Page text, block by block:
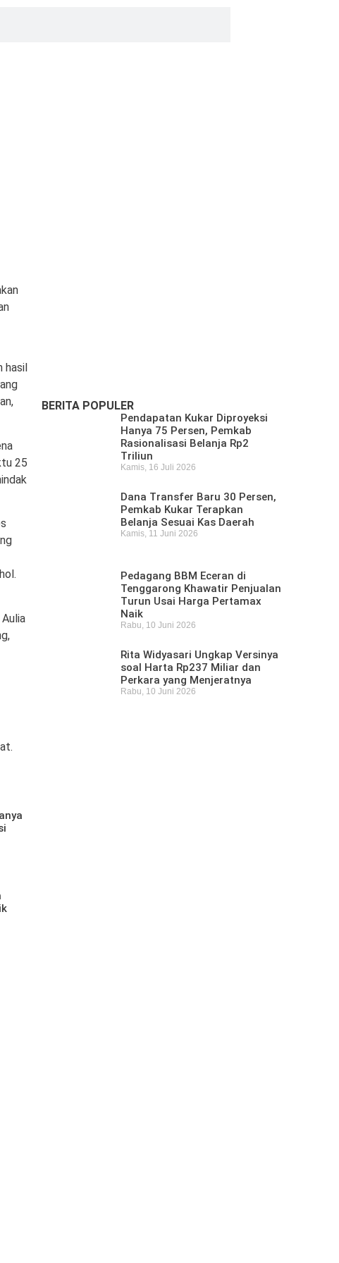
hasil
25
BERITA POPULER
Pendapatan Kukar Diproyeksi
Hanya 75 Persen, Pemkab
Rasionalisasi Belanja Rp2
Triliun
Kamis, 16 Juli 2026
Dana Transfer Baru 30 Persen,
Pemkab Kukar Terapkan
Belanja Sesuai Kas Daerah
Kamis, 11 Juni 2026
Pedagang BBM Eceran di
Tenggarong Khawatir Penjualan
Turun Usai Harga Pertamax
Naik
Rabu, 10 Juni 2026
Rita Widyasari Ungkap Versinya
soal Harta Rp237 Miliar dan
Perkara yang Menjeratnya
Rabu, 10 Juni 2026